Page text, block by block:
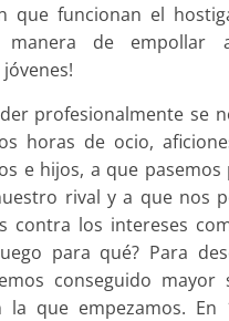
que funcionan el
de empollar
profesionalmente se
horas de ocio,
e hijos, a que pasemos
rival y a que nos
contra los intereses
para qué? Para
conseguido mayor
que empezamos. En